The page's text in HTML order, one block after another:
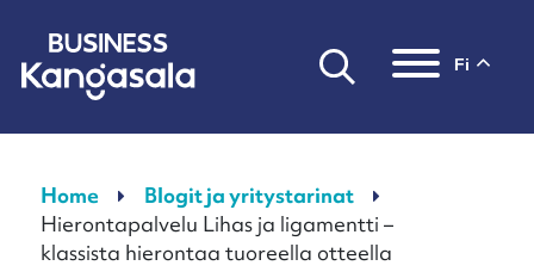
Home
Blogit ja yritystarinat
Hierontapalvelu Lihas ja ligamentti –
klassista hierontaa tuoreella otteella
fi